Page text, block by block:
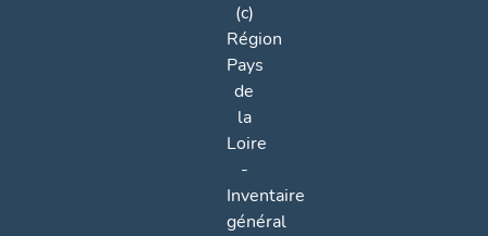
(c)
Région
Pays
de
la
Loire
-
Inventaire
général